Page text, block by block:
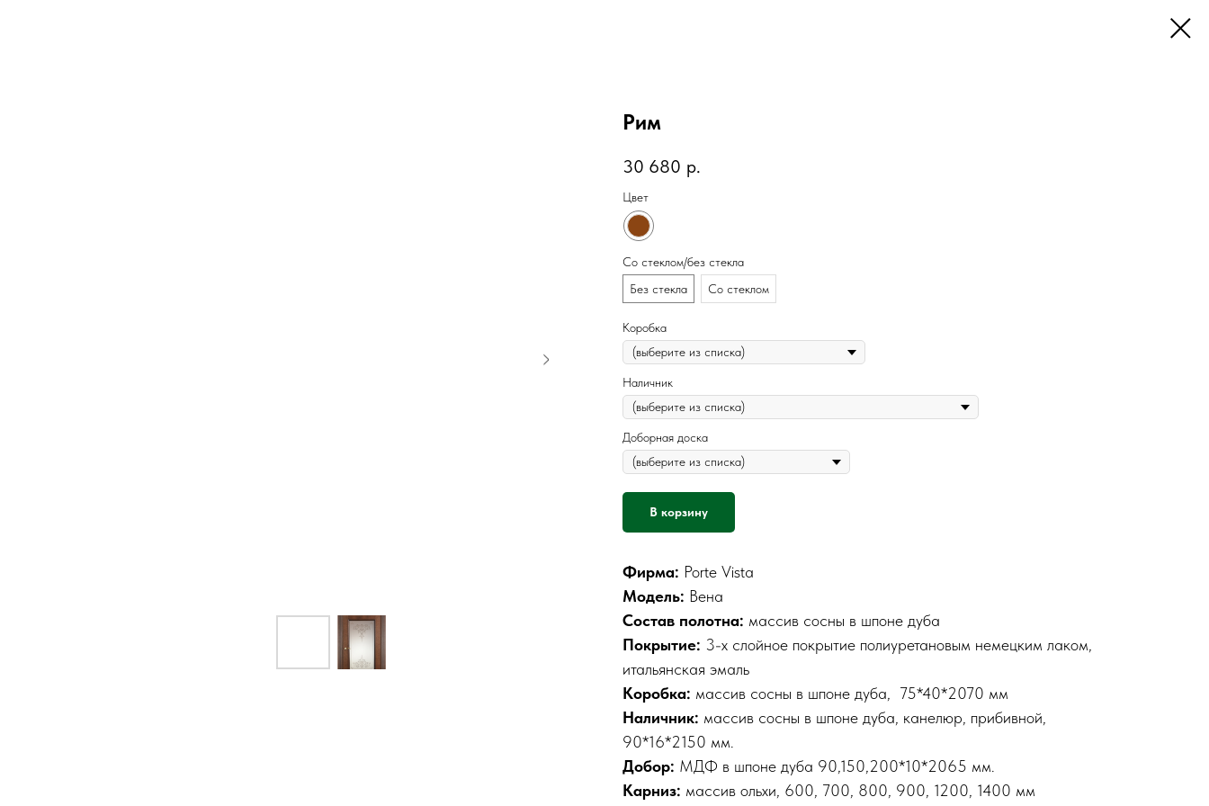
Рим
30 680 р.
Цвет
Со стеклом/без стекла
Без стекла
Со стеклом
Коробка
Наличник
Доборная доска
В корзину
Фирма: Porte Vista
Модель: Вена
Состав полотна: массив сосны в шпоне дуба
Покрытие: 3-х слойное покрытие полиуретановым немецким лаком,
итальянская эмаль
Коробка: массив сосны в шпоне дуба, 75*40*2070 мм
Наличник: массив сосны в шпоне дуба, канелюр, прибивной,
90*16*2150 мм.
Добор: МДФ в шпоне дуба 90,150,200*10*2065 мм.
Карниз: массив ольхи, 600, 700, 800, 900, 1200, 1400 мм